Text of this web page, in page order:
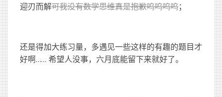
迎刃而解可我没有数学思维真是抱歉呜呜呜呜；
还是得加大练习量，多遇见一些这样的有趣的题目才
好啊…… 希望人没事，六月底能留下来就好了。